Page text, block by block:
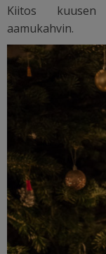
Kiitos kuusen
aamukahvin.